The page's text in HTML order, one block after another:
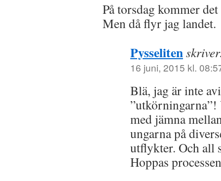
På torsdag kommer
Men då flyr jag landet.
Pysseliten
16 juni, 2015 kl.
Blä, jag är inte
”utkörningarna”!
med jämna
ungarna på
utflykter. Och all
Hoppas